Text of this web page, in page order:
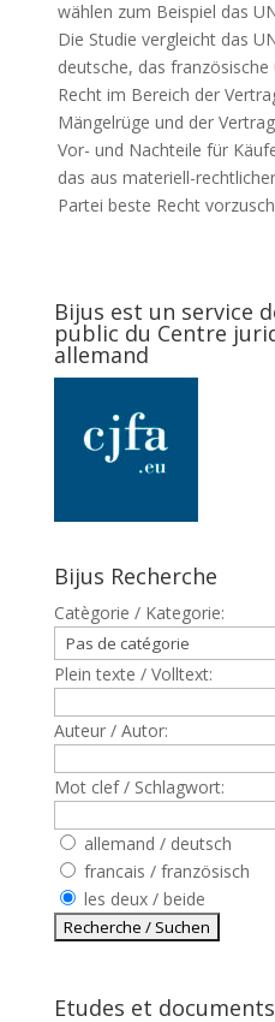
wählen zum Beispiel das
Die Studie vergleicht das
deutsche, das
Recht im Bereich der
Mängelrüge und der
Vor- und Nachteile für
das aus materiell-
Partei beste Recht
Bijus est un service
public du Centre
allemand
Bijus Recherche
Catègorie / Kategorie:
Plein texte / Volltext:
Auteur / Autor:
Mot clef / Schlagwort:
allemand / deutsch
francais / französisch
les deux / beide
Etudes et documents